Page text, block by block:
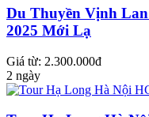
Du Thuyền Vịnh
2025 Mới Lạ
Giá từ: 2.300.000đ
2 ngày